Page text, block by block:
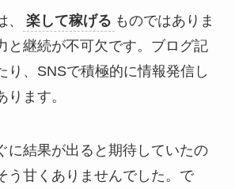
楽して稼げる ものではありま
と継続が不可欠です。ブログ記
り、SNSで積極的に情報発信し
ます。
に結果が出ると期待していたの
う甘くありませんでした。で